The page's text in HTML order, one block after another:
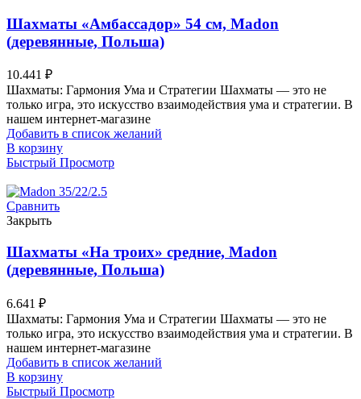
Шахматы «Амбассадор» 54 см, Madon
(деревянные, Польша)
10.441 ₽
Шахматы: Гармония Ума и Стратегии Шахматы — это не
только игра, это искусство взаимодействия ума и стратегии. В
нашем интернет-магазине
Добавить в список желаний
В корзину
Быстрый Просмотр
Сравнить
Закрыть
Шахматы «На троих» средние, Madon
(деревянные, Польша)
6.641 ₽
Шахматы: Гармония Ума и Стратегии Шахматы — это не
только игра, это искусство взаимодействия ума и стратегии. В
нашем интернет-магазине
Добавить в список желаний
В корзину
Быстрый Просмотр